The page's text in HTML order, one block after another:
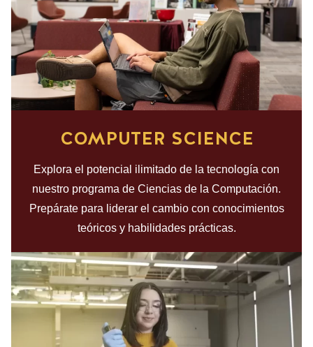
COMPUTER SCIENCE
Explora el potencial ilimitado de la tecnología con
nuestro programa de Ciencias de la Computación.
Prepárate para liderar el cambio con conocimientos
teóricos y habilidades prácticas.